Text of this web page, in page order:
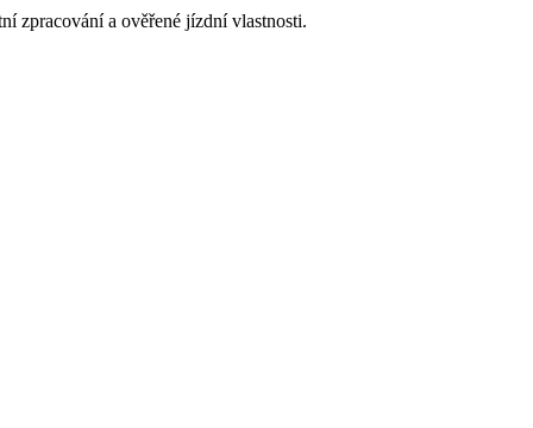
zpracování a ověřené jízdní vlastnosti.